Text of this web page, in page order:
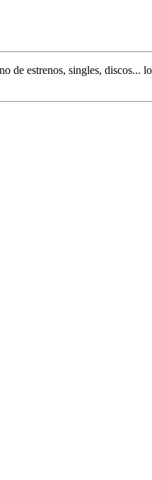
de estrenos, singles, discos...